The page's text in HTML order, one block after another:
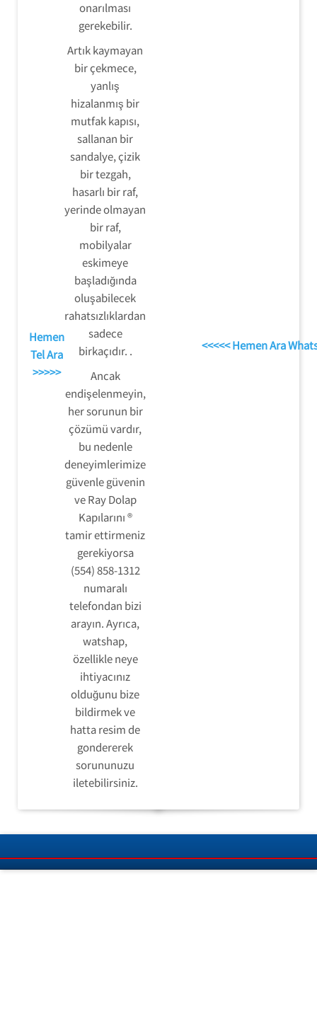
Hemen
Tel Ara
>>>>>
onarılması
gerekebilir.
Artık kaymayan
bir çekmece,
yanlış
hizalanmış bir
mutfak kapısı,
sallanan bir
sandalye, çizik
bir tezgah,
hasarlı bir raf,
yerinde olmayan
bir raf,
mobilyalar
eskimeye
başladığında
oluşabilecek
rahatsızlıklardan
sadece
birkaçıdır. .
Ancak
endişelenmeyin,
her sorunun bir
çözümü vardır,
bu nedenle
deneyimlerimize
güvenle güvenin
ve Ray Dolap
Kapılarını ®
tamir ettirmeniz
gerekiyorsa
(554) 858-1312
numaralı
telefondan bizi
arayın. Ayrıca,
watshap,
özellikle neye
ihtiyacınız
olduğunu bize
bildirmek ve
hatta resim de
gondererek
sorununuzu
iletebilirsiniz.
<<<<< Hemen Ara